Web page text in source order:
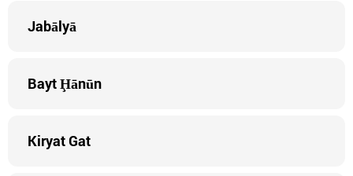
Jabālyā
Bayt Ḩānūn
Kiryat Gat